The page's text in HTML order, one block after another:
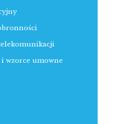
wzorce umowne